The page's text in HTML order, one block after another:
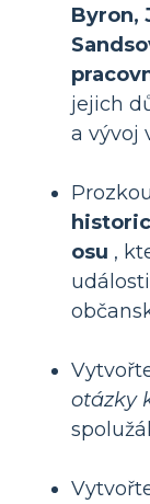
Byron,
jejich
a vývoj
osu ,
otázky